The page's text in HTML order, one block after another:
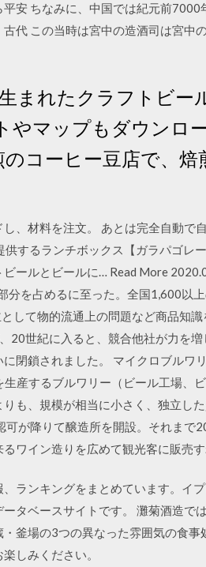
安 ちなみに、中国では紀元前
代 この当時は宮中の造酒司は宮中
まれたクラフトビー
やマップもダウンロ
コーヒー豆店で、
、材料を注文。 あとは完全自動で
するランチボックス【ガラパゴレ
ールとビールに… Read More
分を占めるに至った。全国1,600以
して物的流通上の問題など商品知
20世紀に入ると、競合他社が力を
閉鎖されました。 マイクロブルワ
産するブルワリー（ビール工場、
も、規模が相当に小さく、独立し
が降りて醸造所を開設。それまで
ワイン造りを広めて観光客に販売
ランキングをまとめています。イ
タベースサイトです。 灘菊酒造で
釜場の3つの異なった雰囲気の食
しみください。